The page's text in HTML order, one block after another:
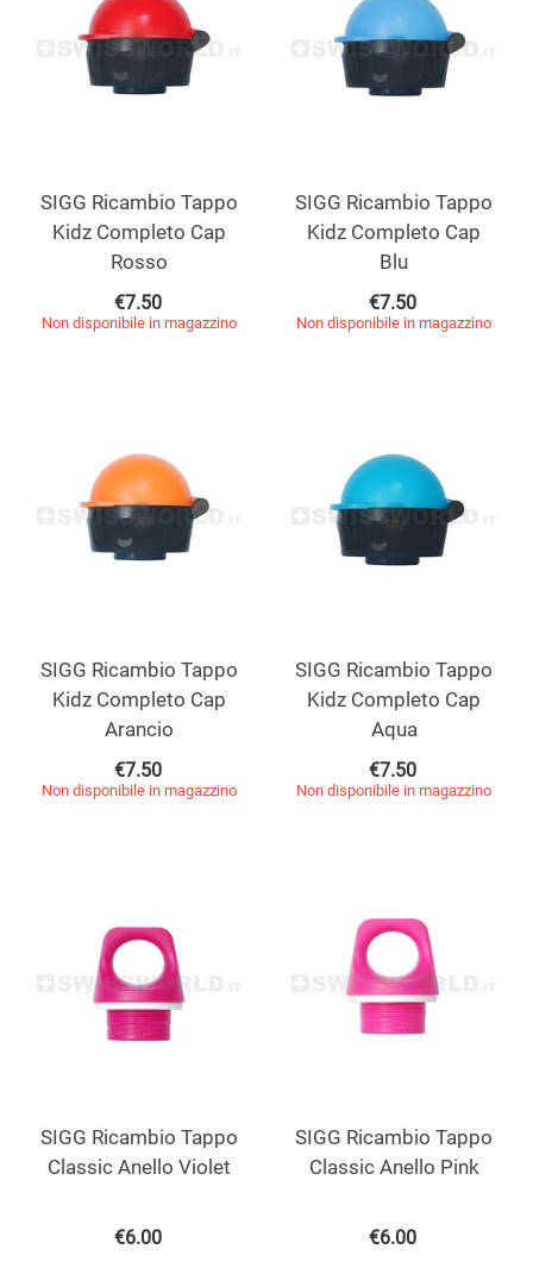
SIGG Ricambio Tappo
Kidz Completo Cap
Rosso
€7.50
Non disponibile in magazzino
SIGG Ricambio Tappo
Kidz Completo Cap
Blu
€7.50
Non disponibile in magazzino
SIGG Ricambio Tappo
Kidz Completo Cap
Arancio
€7.50
Non disponibile in magazzino
SIGG Ricambio Tappo
Kidz Completo Cap
Aqua
€7.50
Non disponibile in magazzino
SIGG Ricambio Tappo
Classic Anello Violet
€6.00
SIGG Ricambio Tappo
Classic Anello Pink
€6.00